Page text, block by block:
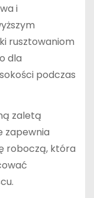
i
rusztowaniom
dla
podczas
zaletą
zapewnia
roboczą, która